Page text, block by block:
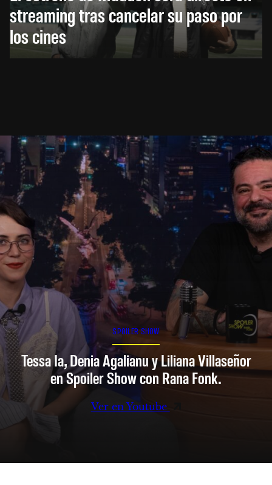
streaming tras cancelar su paso por
los cines
SPOILER SHOW
Tessa Ia, Denia Agalianu y Liliana Villaseñor
en Spoiler Show con Rana Fonk.
Ver en Youtube